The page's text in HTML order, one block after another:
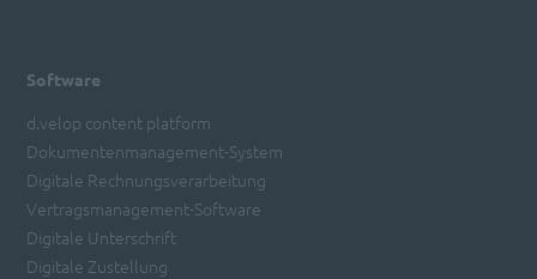
Software
d.velop content platform
Dokumentenmanagement-System
Digitale Rechnungsverarbeitung
Vertragsmanagement-Software
Digitale Unterschrift
Digitale Zustellung